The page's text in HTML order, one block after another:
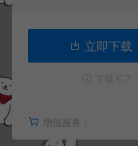
立即下载
增值服务：